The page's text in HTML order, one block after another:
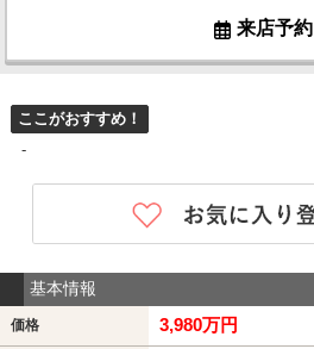
来店予約
ここがおすすめ！
-
基本情報
価格 3,980万円